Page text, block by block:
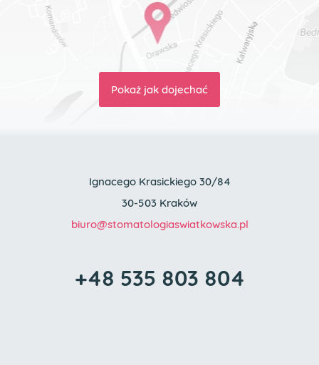
Pokaż jak dojechać
Ignacego Krasickiego 30/84
30-503 Kraków
biuro@stomatologiaswiatkowska.pl
+48 535 803 804